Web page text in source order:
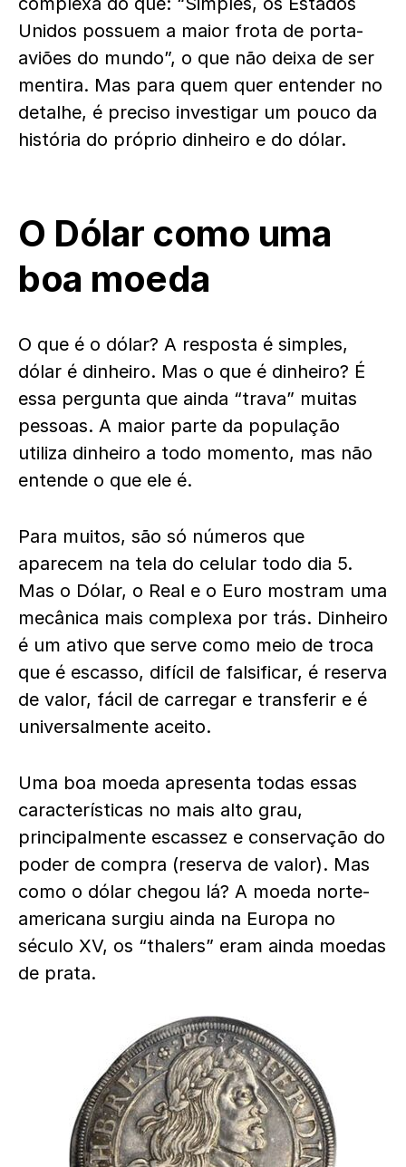
Unidos possuem a maior frota de porta-
aviões do mundo”, o que não deixa de ser
mentira. Mas para quem quer entender no
detalhe, é preciso investigar um pouco da
história do próprio dinheiro e do dólar.
O Dólar como uma
boa moeda
O que é o dólar? A resposta é simples,
dólar é dinheiro. Mas o que é dinheiro? É
essa pergunta que ainda “trava” muitas
pessoas. A maior parte da população
utiliza dinheiro a todo momento, mas não
entende o que ele é.
Para muitos, são só números que
aparecem na tela do celular todo dia 5.
Mas o Dólar, o Real e o Euro mostram uma
mecânica mais complexa por trás. Dinheiro
é um ativo que serve como meio de troca
que é escasso, difícil de falsificar, é reserva
de valor, fácil de carregar e transferir e é
universalmente aceito.
Uma boa moeda apresenta todas essas
características no mais alto grau,
principalmente escassez e conservação do
poder de compra (reserva de valor). Mas
como o dólar chegou lá? A moeda norte-
americana surgiu ainda na Europa no
século XV, os “thalers” eram ainda moedas
de prata.